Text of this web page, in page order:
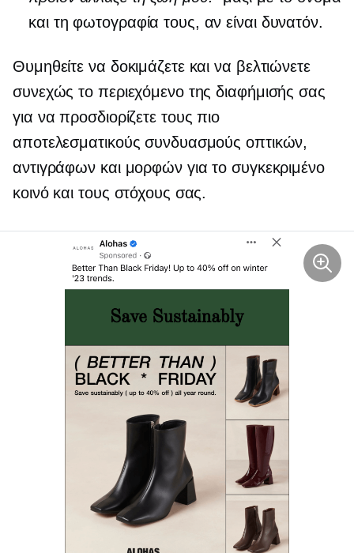
και τη φωτογραφία τους, αν είναι δυνατόν.
Θυμηθείτε να δοκιμάζετε και να βελτιώνετε
συνεχώς το περιεχόμενο της διαφήμισής σας
για να προσδιορίζετε τους πιο
αποτελεσματικούς συνδυασμούς οπτικών,
αντιγράφων και μορφών για το συγκεκριμένο
κοινό και τους στόχους σας.